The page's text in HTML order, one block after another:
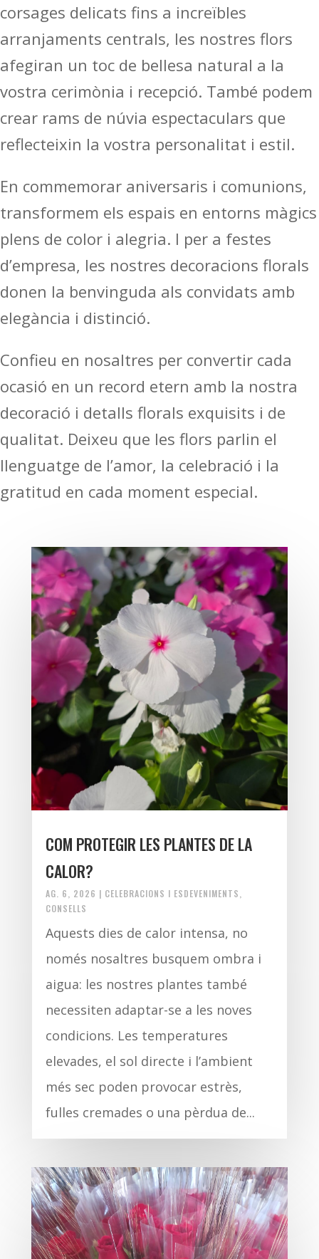
corsages delicats fins a increïbles
arranjaments centrals, les nostres flors
afegiran un toc de bellesa natural a la
vostra cerimònia i recepció. També podem
crear rams de núvia espectaculars que
reflecteixin la vostra personalitat i estil.
En commemorar aniversaris i comunions,
transformem els espais en entorns màgics
plens de color i alegria. I per a festes
d’empresa, les nostres decoracions florals
donen la benvinguda als convidats amb
elegància i distinció.
Confieu en nosaltres per convertir cada
ocasió en un record etern amb la nostra
decoració i detalls florals exquisits i de
qualitat. Deixeu que les flors parlin el
llenguatge de l’amor, la celebració i la
gratitud en cada moment especial.
COM PROTEGIR LES PLANTES DE LA
CALOR?
AG. 6, 2026 | CELEBRACIONS I ESDEVENIMENTS
CONSELLS
Aquests dies de calor intensa, no
només nosaltres busquem ombra i
aigua: les nostres plantes també
necessiten adaptar-se a les noves
condicions. Les temperatures
elevades, el sol directe i l’ambient
més sec poden provocar estrès,
fulles cremades o una pèrdua de...